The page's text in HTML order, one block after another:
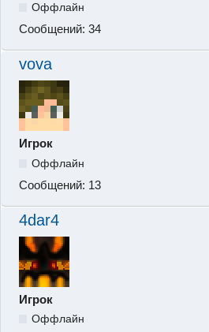
Оффлайн
Сообщений: 34
vova
Игрок
Оффлайн
Сообщений: 13
4dar4
Игрок
Оффлайн